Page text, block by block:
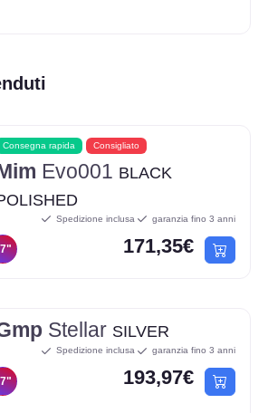
Consegna rapida Consigliato
Evo001 BLACK
Spedizione inclusa garanzia fino 3 anni
171,35€
Stellar SILVER
Spedizione inclusa garanzia fino 3 anni
193,97€